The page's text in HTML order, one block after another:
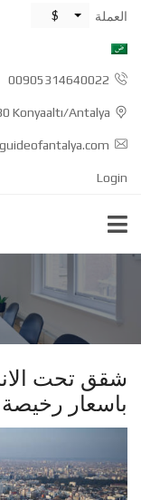
العملة $
00905314640022
Konyaaltı/Antalya
Login
شقق تحت
باسعار رخيصة